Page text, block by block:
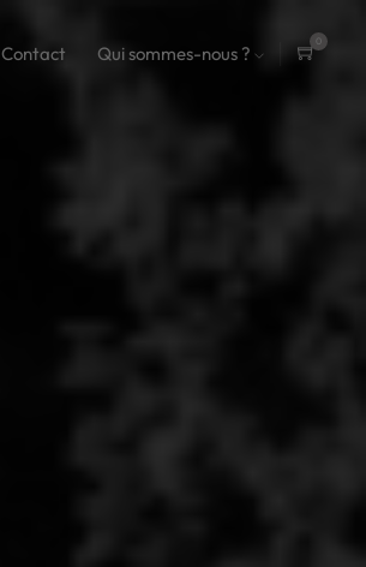
Contact Qui sommes-nous ?
0